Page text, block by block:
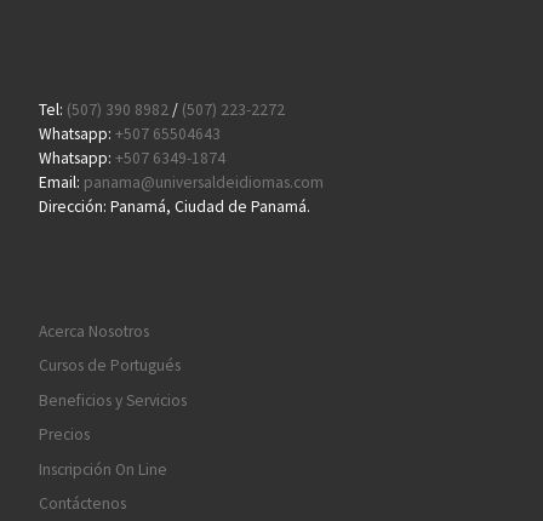
Tel: (507) 390 8982/ (507) 223-2272
Whatsapp: +507 65504643
Whatsapp: +507 6349-1874
Email: panama@universaldeidiomas.com
Dirección: Panamá, Ciudad de Panamá.
Acerca Nosotros
Cursos de Portugués
Beneficios y Servicios
Precios
Inscripción On Line
Contáctenos